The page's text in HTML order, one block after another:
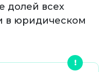
долей всех
в юридическом